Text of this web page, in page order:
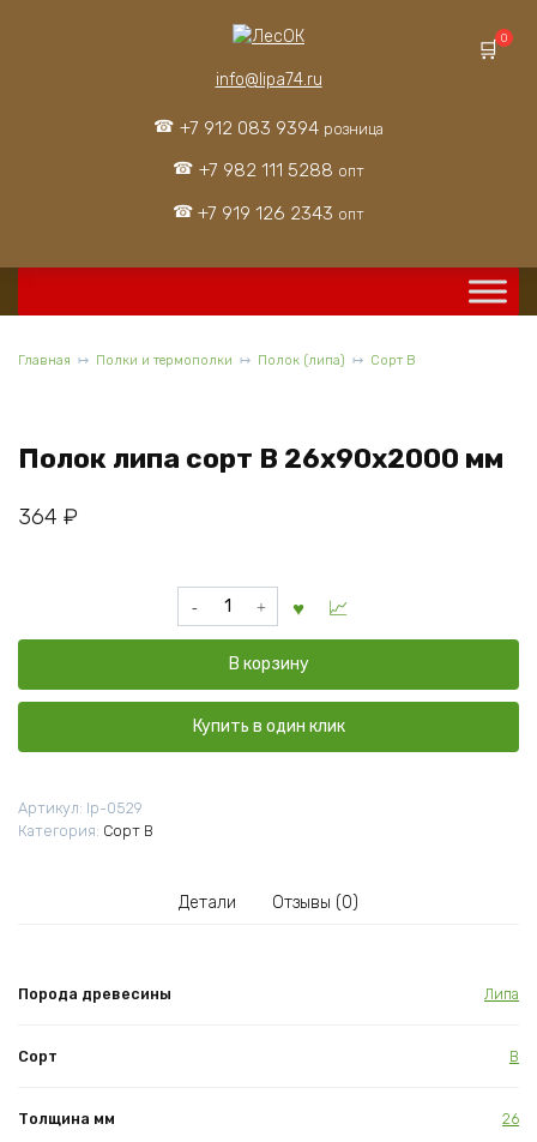
info@lipa74.ru
+7 912 083 9394 розница
+7 982 111 5288 опт
+7 919 126 2343 опт
0
Главная Полки и термополки Полок (липа) Сорт В
Полок липа сорт В 26x90x2000 мм
364 ₽
Количество
товара
сорт
26x90x2000
В корзину
Купить в один клик
Артикул: lp-0529
Категория: Сорт В
Детали Отзывы (0)
Порода древесины Липа
Сорт В
Толщина мм 26